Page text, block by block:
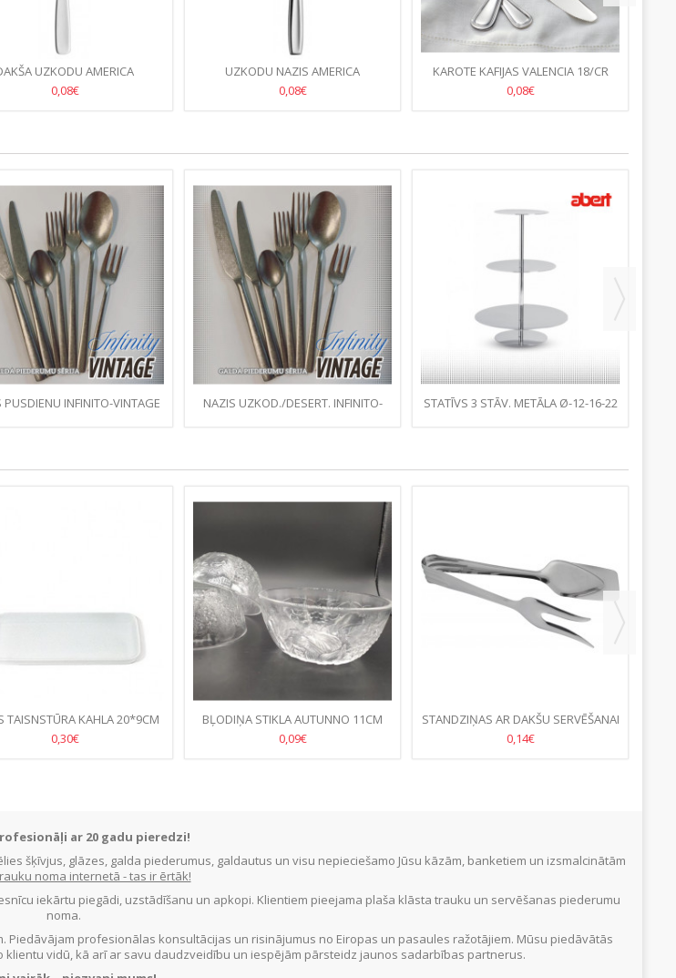
UZKODU AMERICA
0,08€
UZKODU NAZIS AMERICA
0,08€
KAROTE KAFIJAS VALENCIA 18/CR
0,08€
PUSDIENU INFINITO-VINTAGE
NAZIS UZKOD./DESERT. INFINITO-
STATĪVS 3 STĀV. METĀLA Ø-12-16-22
TAISNSTŪRA KAHLA 20*9CM
0,30€
BĻODIŅA STIKLA AUTUNNO 11CM
0,09€
STANDZIŅAS AR DAKŠU SERVĒŠANAI
0,14€
ar 20 gadu pieredzi!
šķīvjus, glāzes, galda piederumus, galdautus un visu nepieciešamo Jūsu kāzām, banketiem un izsmalcinātām
noma internetā - tas ir ērtāk!
iekārtu piegādi, uzstādīšanu un apkopi. Klientiem pieejama plaša klāsta trauku un servēšanas piederumu
noma.
profesionālas konsultācijas un risinājumus no Eiropas un pasaules ražotājiem. Mūsu piedāvātās
vidū, kā arī ar savu daudzveidību un iespējām pārsteidz jaunos sadarbības partnerus.